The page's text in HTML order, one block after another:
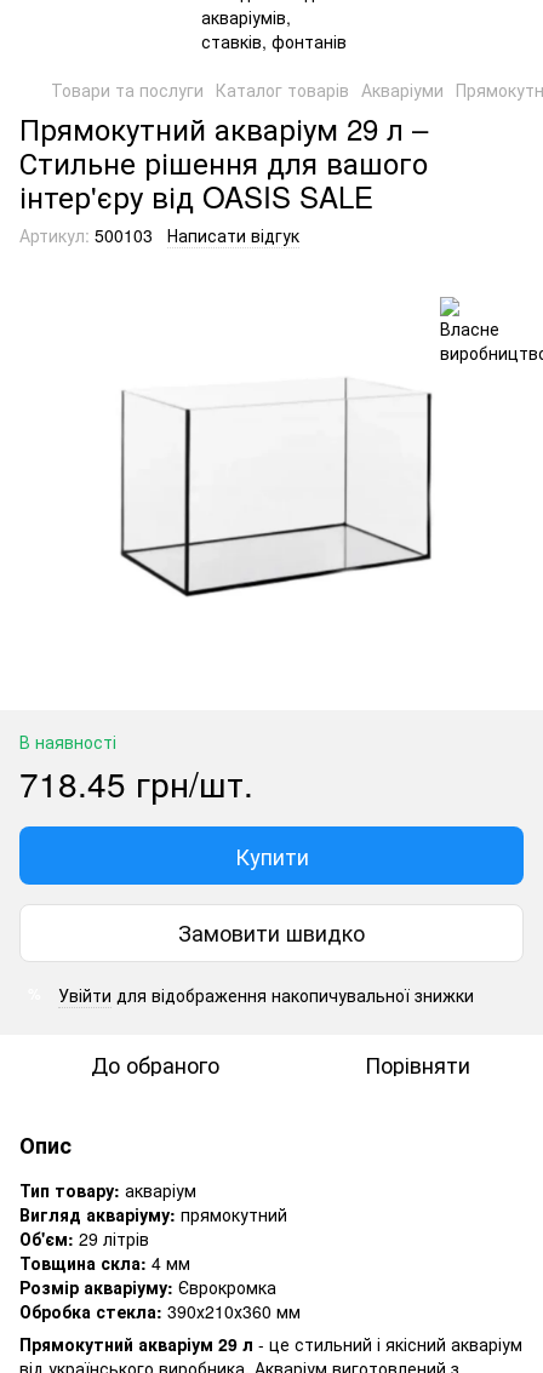
Товари та послуги Каталог товарів Акваріуми
Прямокутний акваріум 29 л –
Стильне рішення для вашого
інтер'єру від OASIS SALE
Артикул: 500103 Написати відгук
В наявності
718.45 грн/шт.
Купити
Замовити швидко
Увійти для відображення накопичувальної знижки
До обраного Порівняти
Опис
Тип товару: акваріум
Вигляд акваріуму: прямокутний
Об'єм: 29 літрів
Товщина скла: 4 мм
Розмір акваріуму: Єврокромка
Обробка стекла: 390х210х360 мм
Прямокутний акваріум 29 л - це стильний і якісний акваріум
від українського виробника. Акваріум виготовлений з